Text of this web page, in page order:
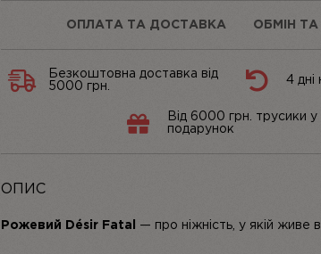
ОПЛАТА ТА ДОСТАВКА ОБМІН
Безкоштовна доставка від
5000 грн.
4 дні
Від 6000 грн. трусики у
подарунок
ОПИС
Рожевий Désir Fatal — про ніжність, у якій живе